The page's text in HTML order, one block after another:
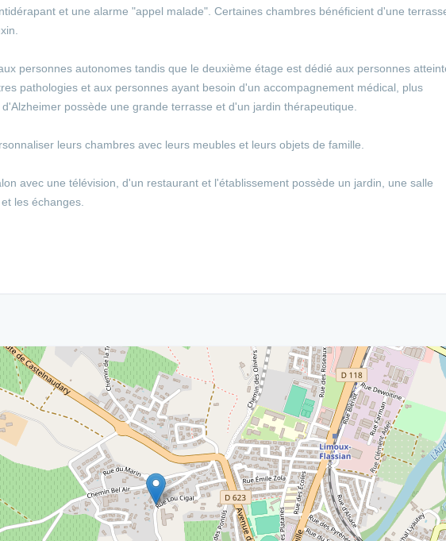
et une alarme "appel malade". Certaines chambres bénéficient d'une
personnes autonomes tandis que le deuxième étage est dédié aux personnes
pathologies et aux personnes ayant besoin d'un accompagnement médical, plus
possède une grande terrasse et d'un jardin thérapeutique.
leurs chambres avec leurs meubles et leurs objets de famille.
avec une télévision, d'un restaurant et l'établissement possède un jardin, une salle
les échanges.